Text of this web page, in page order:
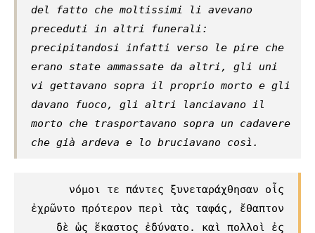
del fatto che moltissimi li avevano
preceduti in altri funerali:
precipitandosi infatti verso le pire che
erano state ammassate da altri, gli uni
vi gettavano sopra il proprio morto e gli
davano fuoco, gli altri lanciavano il
morto che trasportavano sopra un cadavere
che già ardeva e lo bruciavano così.
νόμοι τε πάντες ξυνεταράχθησαν οἷς
ἐχρῶντο πρότερον περὶ τὰς ταφάς, ἔθαπτον
δὲ ὡς ἕκαστος ἐδύνατο. καὶ πολλοὶ ἐς